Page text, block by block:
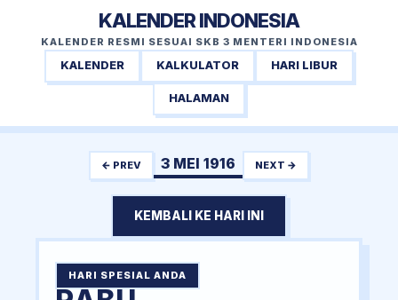
KALENDER INDONESIA
KALENDER RESMI SESUAI SKB 3 MENTERI INDONESIA
KALENDER KALKULATOR HARI LIBUR
HALAMAN
← PREV 3 MEI 1916 NEXT →
KEMBALI KE HARI INI
HARI SPESIAL ANDA